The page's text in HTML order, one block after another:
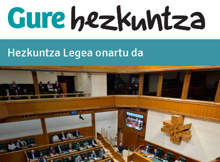
Eduki nagusira joan
Hezkuntza Legea onartu da